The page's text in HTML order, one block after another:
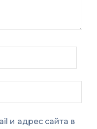
и адрес сайта в